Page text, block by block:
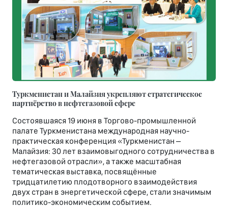
Туркменистан и Малайзия укрепляют стратегическое
партнёрство в нефтегазовой сфере
Состоявшаяся 19 июня в Торгово-промышленной
палате Туркменистана международная научно-
практическая конференция «Туркменистан –
Малайзия: 30 лет взаимовыгодного сотрудничества в
нефтегазовой отрасли», а также масштабная
тематическая выставка, посвящённые
тридцатилетию плодотворного взаимодействия
двух стран в энергетической сфере, стали значимым
политико-экономическим событием.